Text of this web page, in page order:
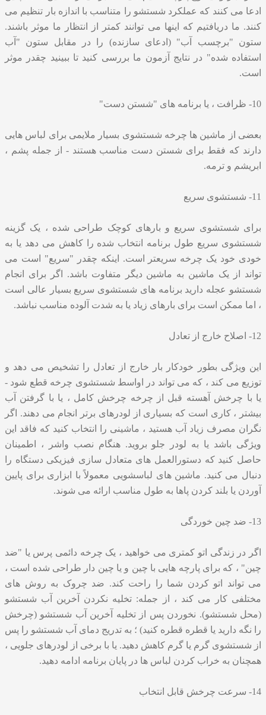
ادعا می کنند که عملکرد شستشو را متناسب با اندازه بار تنظیم می
کنند. ما دریافتیم که اینها می توانند کمتر از انتظار ما موثر باشند.
ستون "برچسب آب" (ادعای سازنده) را در مقابل ستون "آب
استفاده شده" در نتایج آزمون ما بررسی کنید تا ببینید چقدر موثر
است.
10- ظرافت ، یا برنامه های "شستن دست"
بعضی از ماشین ها چرخه شستشوی بسیار ملایمی برای لباس هایی
دارند که فقط برای شستن دست مناسب هستند - از جمله پشم ،
ابریشم و ترمه.
11- شستشوی سریع
برای شستشوی سریع و بارهای کوچک طراحی شده ، یک گزینه
شستشوی سریع طول برنامه انتخاب شده را کاهش می دهد یا به
خودی خود یک چرخه سریعتر است. اینکه چقدر "سریع" است می
تواند از یک ماشین به ماشین دیگر متفاوت باشد. اگر برای انجام
شستشو عجله دارید برنامه های شستشوی سریع بسیار عالی است
، اما ممکن است برای بارهای زیاد یا به شدت آلوده مناسب نباشد.
12- اصلاح خارج از تعادل
این ویژگی بطور خودکار بار خارج از تعادل را تشخیص می دهد و
توزیع می کند ، که می تواند در اواسط شستشوی چرخه قطع شود -
یا با چرخش آهسته قبل از چرخه چرخش کامل ، یا با گرفتن آب
بیشتر ، کاری است که بسیاری از لودرهای برتر انجام می دهند. اگر
نگران مصرف زیاد آب هستید ، ماشینی را انتخاب کنید که فاقد این
ویژگی باشد یا به لودر جلو بروید. هنگام نصب واشر ، اطمینان
حاصل کنید که دستورالعمل های متعادل سازی فیزیکی دستگاه را
دنبال می کنید. ماشین های لباسشویی معمولاً با ابزاری برای پایین
آوردن یا بلند کردن پاها به طول مناسب ارائه می شوند.
13- ضد چین خوردگی
اگر در زندگی اتو کمتری می خواهید ، یک چرخه دائمی پرس یا "ضد
چین" ، که برای پارچه هایی با چین و یا چین دار طراحی شده است ،
می تواند اتو کردن شما را راحت کند. ضد چروک به روش های
مختلفی کار می کند ، از جمله: تخلیه نکردن آخرین آب شستشو
(محل شستشو). نخوردن پس از تخلیه آخرین آب شستشو (چرخش
را نگه دارید یا قطره قطره کنید) ؛ به تدریج دمای آب شستشو را پس
از شستشوی گرم یا گرم کاهش دهید. یا با برخی از لودرهای جلویی ،
همچنان به خراب کردن لباس ها در پایان برنامه ادامه دهید.
14- سرعت چرخش قابل انتخاب